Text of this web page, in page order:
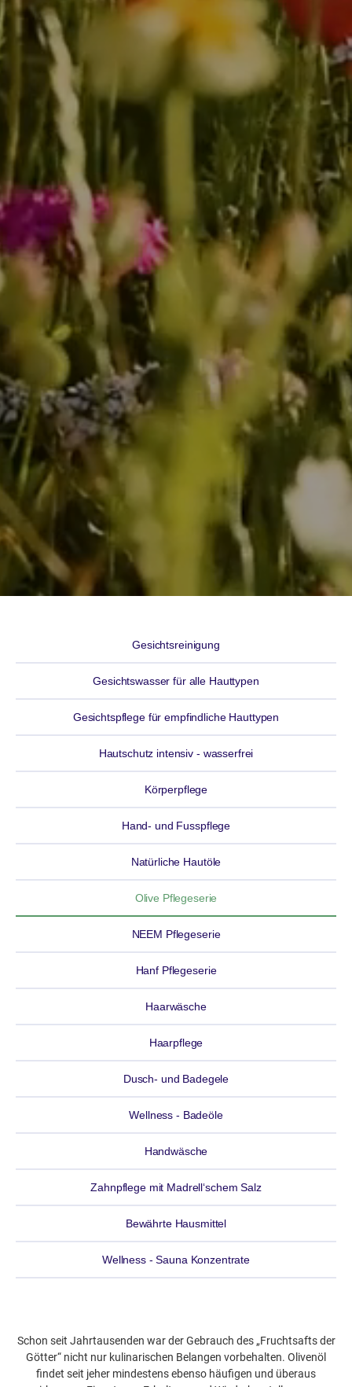
Gesichtsreinigung
Gesichtswasser für alle Hauttypen
Gesichtspflege für empfindliche Hauttypen
Hautschutz intensiv - wasserfrei
Körperpflege
Hand- und Fusspflege
Natürliche Hautöle
Olive Pflegeserie
NEEM Pflegeserie
Hanf Pflegeserie
Haarwäsche
Haarpflege
Dusch- und Badegele
Wellness - Badeöle
Handwäsche
Zahnpflege mit Madrell‘schem Salz
Bewährte Hausmittel
Wellness - Sauna Konzentrate
Schon seit Jahrtausenden war der Gebrauch des „Fruchtsafts der
Götter“ nicht nur kulinarischen Belangen vorbehalten. Olivenöl
findet seit jeher mindestens ebenso häufigen und überaus